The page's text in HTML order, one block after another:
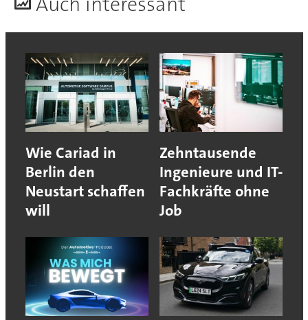
Wie Cariad in
Berlin den
Neustart schaffen
will
Zehntausende
Ingenieure und IT-
Fachkräfte ohne
Job